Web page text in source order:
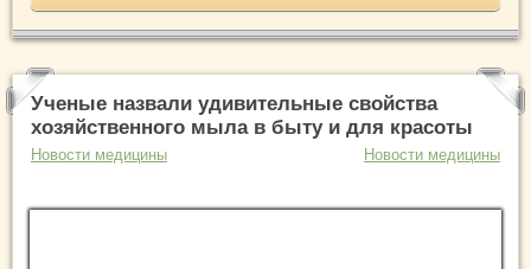
Ученые назвали удивительные свойства
хозяйственного мыла в быту и для красоты
Новости медицины Новости медицины